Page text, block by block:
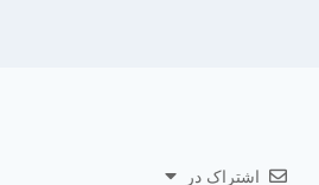
اشتراک در